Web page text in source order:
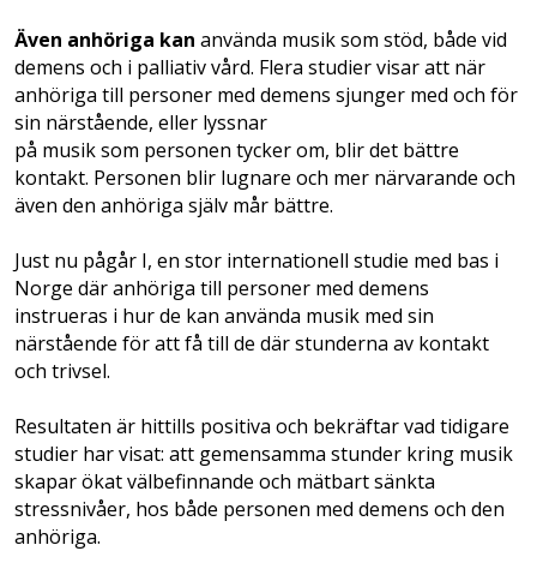
Även anhöriga kan använda musik som stöd, både vid
demens och i palliativ vård. Flera studier visar att när
anhöriga till personer med demens sjunger med och för
sin närstående, eller lyssnar
på musik som personen tycker om, blir det bättre
kontakt. Personen blir lugnare och mer närvarande och
även den anhöriga själv mår bättre.
Just nu pågår I, en stor internationell studie med bas i
Norge där anhöriga till personer med demens
instrueras i hur de kan använda musik med sin
närstående för att få till de där stunderna av kontakt
och trivsel.
Resultaten är hittills positiva och bekräftar vad tidigare
studier har visat: att gemensamma stunder kring musik
skapar ökat välbefinnande och mätbart sänkta
stressnivåer, hos både personen med demens och den
anhöriga.